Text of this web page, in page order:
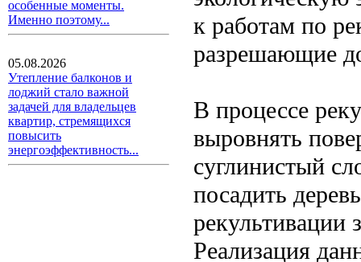
особенные моменты.
Именно поэтому...
05.08.2026
Утепление балконов и
лоджий стало важной
задачей для владельцев
квартир, стремящихся
повысить
энергоэффективность...
к работам по
разрешающие
В процессе
выровнять
суглинистый
посадить
рекультивации
Реализация